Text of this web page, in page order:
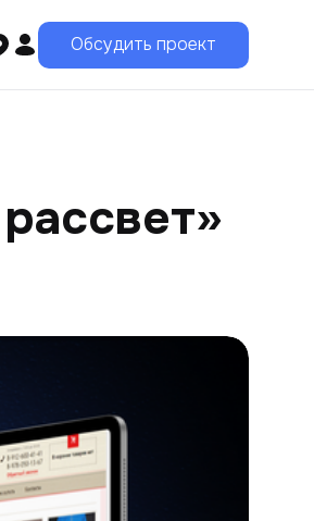
Обсудить проект